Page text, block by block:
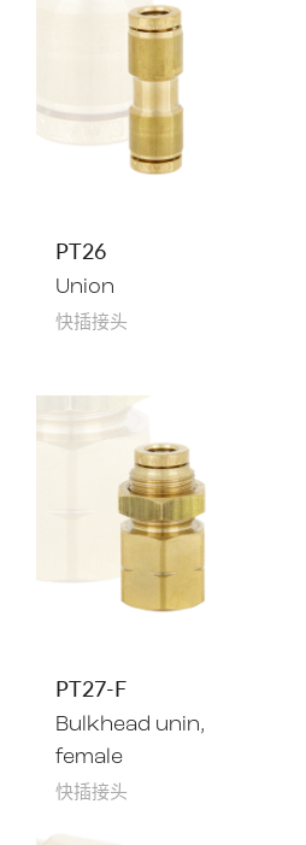
PT26
Union
快插接头
PT27-F
Bulkhead unin,
female
快插接头